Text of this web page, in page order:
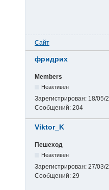
Сайт
фридрих
Members
Неактивен
Зарегистрирован: 18/05/
Сообщений: 204
Viktor_K
Пешеход
Неактивен
Зарегистрирован: 27/03/
Сообщений: 29